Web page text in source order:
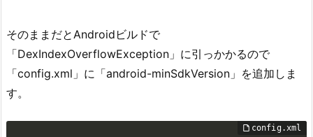
そのままだとAndroidビルドで
「DexIndexOverflowException」に引っかかるので
「config.xml」に「android-minSdkVersion」を追加しま
す。